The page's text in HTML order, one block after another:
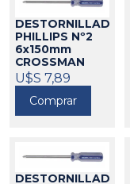
DESTORNILLADOR
PHILLIPS Nº2
6x150mm
CROSSMAN
550033
U$S 7,89
Comprar
DESTORNILLADOR